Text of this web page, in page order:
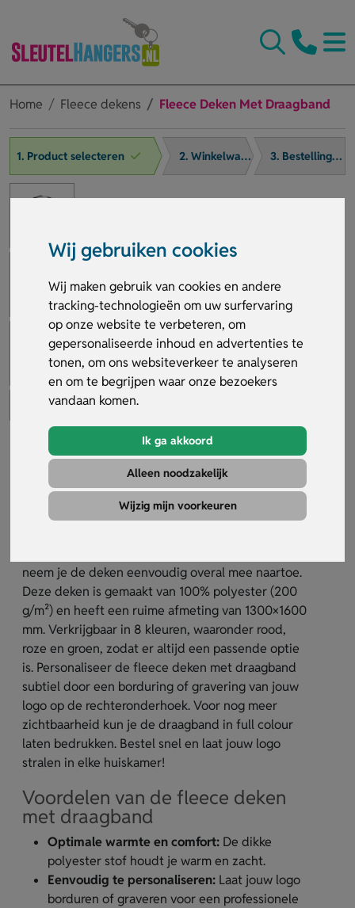
Wij gebruiken cookies
Wij maken gebruik van cookies en andere
tracking-technologieën om uw surfervaring
op onze website te verbeteren, om
gepersonaliseerde inhoud en advertenties te
tonen, om ons websiteverkeer te analyseren
en om te begrijpen waar onze bezoekers
vandaan komen.
Ik ga akkoord
Alleen noodzakelijk
Wijzig mijn voorkeuren
Home Fleece dekens Fleece Deken Met Draagband
1. Product selecteren 2. Winkelwagen 3. Bestelling afronden
Fleece Deken Met Draagband
30438
De fleece deken met draagband is de ideale
neem je de deken eenvoudig overal mee naartoe.
Deze deken is gemaakt van 100% polyester (200
g/m²) en heeft een ruime afmeting van 1300×1600
mm. Verkrijgbaar in 8 kleuren, waaronder rood,
roze en groen, zodat er altijd een passende optie
is. Personaliseer de fleece deken met draagband
subtiel door een borduring of gravering van jouw
logo op de rechteronderhoek. Voor nog meer
zichtbaarheid kun je de draagband in full colour
laten bedrukken. Bestel snel en laat jouw logo
stralen in elke huiskamer!
Voordelen van de fleece deken
met draagband
Optimale warmte en comfort: De dikke
polyester stof houdt je warm en zacht.
Eenvoudig te personaliseren: Laat jouw logo
borduren of graveren voor een professionele